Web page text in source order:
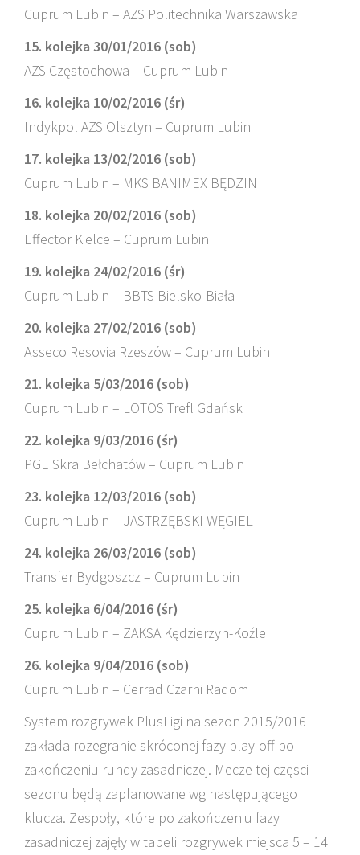
Cuprum Lubin – AZS Politechnika Warszawska
15. kolejka 30/01/2016 (sob)
AZS Częstochowa – Cuprum Lubin
16. kolejka 10/02/2016 (śr)
Indykpol AZS Olsztyn – Cuprum Lubin
17. kolejka 13/02/2016 (sob)
Cuprum Lubin – MKS BANIMEX BĘDZIN
18. kolejka 20/02/2016 (sob)
Effector Kielce – Cuprum Lubin
19. kolejka 24/02/2016 (śr)
Cuprum Lubin – BBTS Bielsko-Biała
20. kolejka 27/02/2016 (sob)
Asseco Resovia Rzeszów – Cuprum Lubin
21. kolejka 5/03/2016 (sob)
Cuprum Lubin – LOTOS Trefl Gdańsk
22. kolejka 9/03/2016 (śr)
PGE Skra Bełchatów – Cuprum Lubin
23. kolejka 12/03/2016 (sob)
Cuprum Lubin – JASTRZĘBSKI WĘGIEL
24. kolejka 26/03/2016 (sob)
Transfer Bydgoszcz – Cuprum Lubin
25. kolejka 6/04/2016 (śr)
Cuprum Lubin – ZAKSA Kędzierzyn-Koźle
26. kolejka 9/04/2016 (sob)
Cuprum Lubin – Cerrad Czarni Radom
System rozgrywek PlusLigi na sezon 2015/2016
zakłada rozegranie skróconej fazy play-off po
zakończeniu rundy zasadniczej. Mecze tej częsci
sezonu będą zaplanowane wg następującego
klucza. Zespoły, które po zakończeniu fazy
zasadniczej zajęły w tabeli rozgrywek miejsca 5 – 14